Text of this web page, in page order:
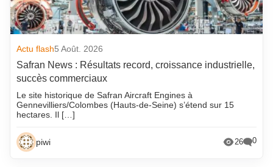
Actu flash5 Août. 2026
Safran News : Résultats record, croissance industrielle,
succès commerciaux
Le site historique de Safran Aircraft Engines à
Gennevilliers/Colombes (Hauts-de-Seine) s’étend sur 15
hectares. Il […]
piwi 26 0